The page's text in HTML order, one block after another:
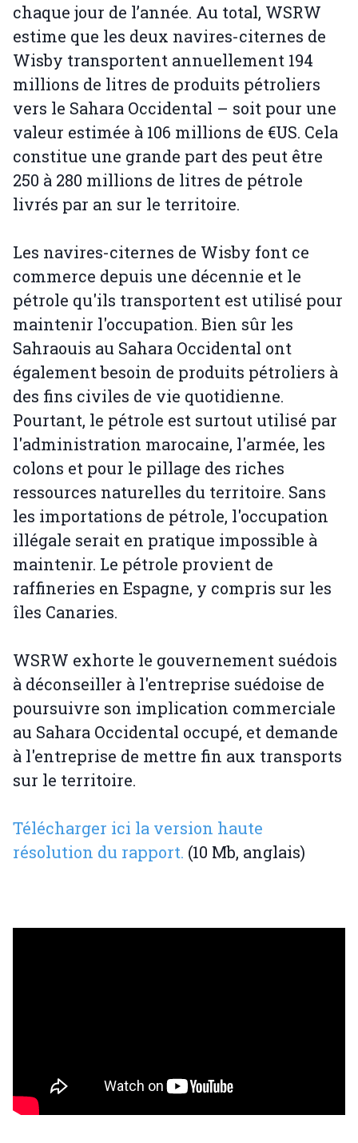
chaque jour de l’année. Au total, WSRW
estime que les deux navires-citernes de
Wisby transportent annuellement 194
millions de litres de produits pétroliers
vers le Sahara Occidental – soit pour une
valeur estimée à 106 millions de €US. Cela
constitue une grande part des peut être
250 à 280 millions de litres de pétrole
livrés par an sur le territoire.
Les navires-citernes de Wisby font ce
commerce depuis une décennie et le
pétrole qu'ils transportent est utilisé pour
maintenir l'occupation. Bien sûr les
Sahraouis au Sahara Occidental ont
également besoin de produits pétroliers à
des fins civiles de vie quotidienne.
Pourtant, le pétrole est surtout utilisé par
l'administration marocaine, l'armée, les
colons et pour le pillage des riches
ressources naturelles du territoire. Sans
les importations de pétrole, l'occupation
illégale serait en pratique impossible à
maintenir. Le pétrole provient de
raffineries en Espagne, y compris sur les
îles Canaries.
WSRW exhorte le gouvernement suédois
à déconseiller à l'entreprise suédoise de
poursuivre son implication commerciale
au Sahara Occidental occupé, et demande
à l'entreprise de mettre fin aux transports
sur le territoire.
Télécharger ici la version haute
résolution du rapport. (10 Mb, anglais)